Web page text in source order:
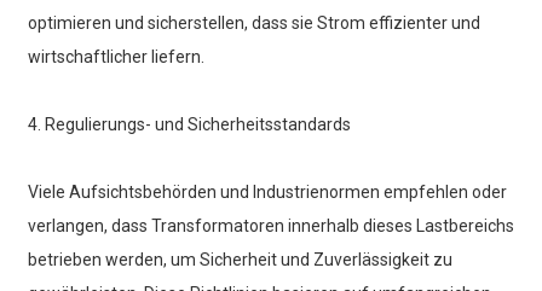
optimieren und sicherstellen, dass sie Strom effizienter und
wirtschaftlicher liefern.
4. Regulierungs- und Sicherheitsstandards
Viele Aufsichtsbehörden und Industrienormen empfehlen oder
verlangen, dass Transformatoren innerhalb dieses Lastbereichs
betrieben werden, um Sicherheit und Zuverlässigkeit zu